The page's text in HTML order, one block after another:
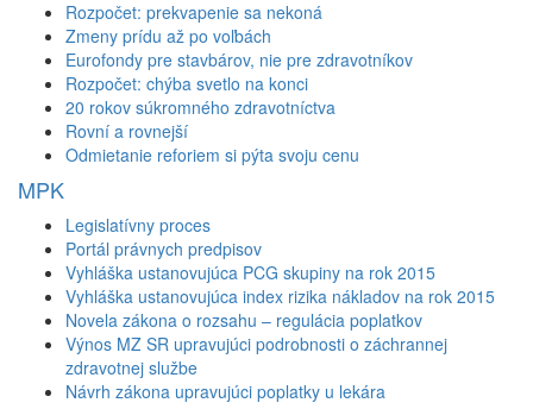
Rozpočet: prekvapenie sa nekoná
Zmeny prídu až po voľbách
Eurofondy pre stavbárov, nie pre zdravotníkov
Rozpočet: chýba svetlo na konci
20 rokov súkromného zdravotníctva
Rovní a rovnejší
Odmietanie reforiem si pýta svoju cenu
MPK
Legislatívny proces
Portál právnych predpisov
Vyhláška ustanovujúca PCG skupiny na rok 2015
Vyhláška ustanovujúca index rizika nákladov na rok 2015
Novela zákona o rozsahu – regulácia poplatkov
Výnos MZ SR upravujúci podrobnosti o záchrannej
zdravotnej službe
Návrh zákona upravujúci poplatky u lekára